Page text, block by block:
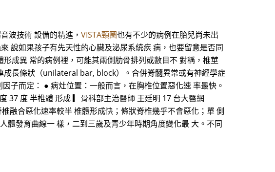
波技術 設備的精進， VISTA頸圈也有不少的病例在胎兒尚未出
說如果孩子有先天性的心臟及泌尿系統疾 病，也要留意是否同
成異 常的病例裡，可能其兩側肋骨排列或數目不 對稱，椎莖
成長條狀（unilateral bar, block）。合併脊髓異常或有神經學症
子而定： ● 病灶位置：一般而言，在胸椎位置惡化速 率最快。
37 度 半椎體 形成 ▎骨科部主治醫師 王廷明 17 台大醫網
合惡化速率較半 椎體形成快；條狀脊椎幾乎不會惡化；單 側
體發育曲線一 樣，二到三歲及青少年時期角度變化最 大。不同